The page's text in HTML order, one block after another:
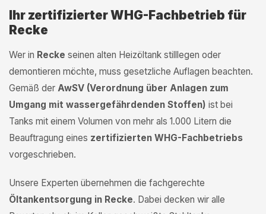
Ihr zertifizierter WHG-Fachbetrieb für
Recke
Wer in Recke seinen alten Heizöltank stilllegen oder
demontieren möchte, muss gesetzliche Auflagen beachten.
Gemäß der AwSV (Verordnung über Anlagen zum
Umgang mit wassergefährdenden Stoffen) ist bei
Tanks mit einem Volumen von mehr als 1.000 Litern die
Beauftragung eines zertifizierten WHG-Fachbetriebs
vorgeschrieben.
Unsere Experten übernehmen die fachgerechte
Öltankentsorgung in Recke. Dabei decken wir alle